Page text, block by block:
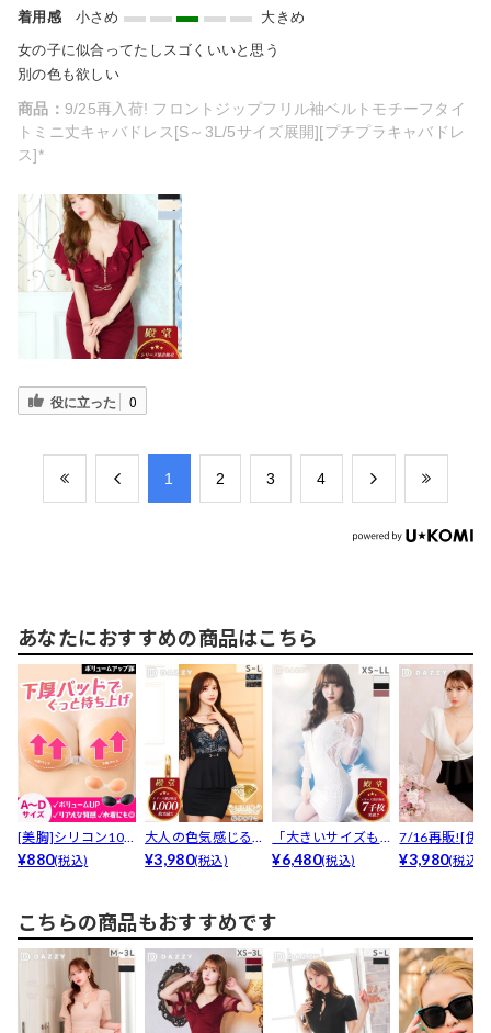
着用感 小さめ
大きめ
女の子に似合ってたしスゴくいいと思う
別の色も欲しい
商品： 9/25再入荷! フロントジップフリル袖ベルトモチーフタイ
トミニ丈キャバドレス[S～3L/5サイズ展開][プチプラキャバドレ
ス]*
役に立った 0
​1 ​2 ​3 ​4
あなたにおすすめの商品はこちら
[美胸]シリコン10
0％下厚プッシュ
¥880(税込)
大人の色気感じる
胸元カット×ブラッ
¥3,980(税込)
「大きいサイズも
安い!」と大好評★
¥6,480(税込)
7/16再販![伊
桃々着用]褒め
¥3,980(税込)
こちらの商品もおすすめです